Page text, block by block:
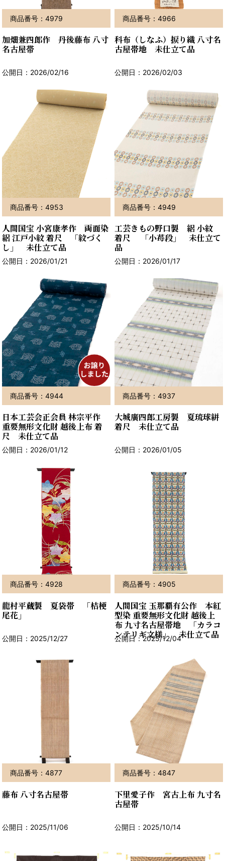
商品番号：4979
加畑兼四郎作 丹後藤布 八寸
名古屋帯
公開日：2026/02/16
商品番号：4966
科布（しなふ）捩り織 八寸名
古屋帯地 未仕立て品
公開日：2026/02/03
商品番号：4953
人間国宝 小宮康孝作 両面染
絽 江戸小紋 着尺 「紋づく
し」 未仕立て品
公開日：2026/01/21
商品番号：4949
工芸きもの野口製 絽 小紋
着尺 「小苺段」 未仕立て
品
公開日：2026/01/17
商品番号：4944
日本工芸会正会員 林宗平作
重要無形文化財 越後上布 着
尺 未仕立て品
公開日：2026/01/12
商品番号：4937
大城廣四郎工房製 夏琉球絣
着尺 未仕立て品
公開日：2026/01/05
商品番号：4928
龍村平蔵製 夏袋帯 「桔梗
尾花」
公開日：2025/12/27
商品番号：4905
人間国宝 玉那覇有公作 本紅
型染 重要無形文化財 越後上
布 九寸名古屋帯地 「カラコ
ンテリギ文様」 未仕立て品
公開日：2025/12/04
商品番号：4877
藤布 八寸名古屋帯
公開日：2025/11/06
商品番号：4847
下里愛子作 宮古上布 九寸名
古屋帯
公開日：2025/10/14